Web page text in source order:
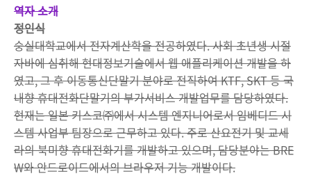
역자 소개
정인식
숭실대학교에서 전자계산학을 전공하였다. 사회 초년생 시절
자바에 심취해 현대정보기술에서 웹 애플리케이션 개발을 하
였고, 그 후 이동통신단말기 분야로 전직하여 KTF, SKT 등 국
내향 휴대전화단말기의 부가서비스 개발업무를 담당하였다.
현재는 일본 키스코㈜에서 시스템 엔지니어로서 임베디드 시
스템 사업부 팀장으로 근무하고 있다. 주로 산요전기 및 교세
라의 북미향 휴대전화기를 개발하고 있으며, 담당분야는 BRE
W와 안드로이드에서의 브라우저 기능 개발이다.